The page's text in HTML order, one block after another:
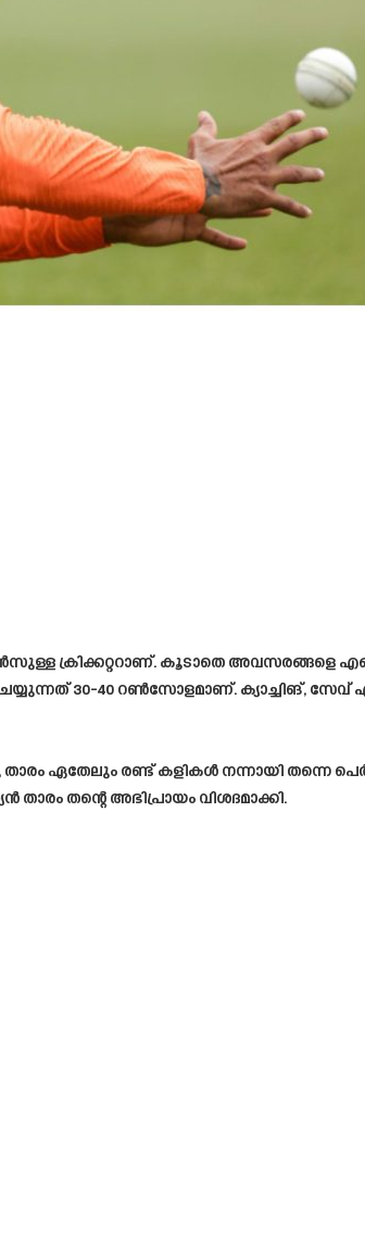
ക്രിക്കറ്ററാണ്. കൂടാതെ അവസരങ്ങളെ
30-40 റൺസോളമാണ്. ക്യാച്ചിങ്, സേവ്
ഏതേലും രണ്ട് കളികൾ നന്നായി തന്നെ
തന്റെ അഭിപ്രായം വിശദമാക്കി.